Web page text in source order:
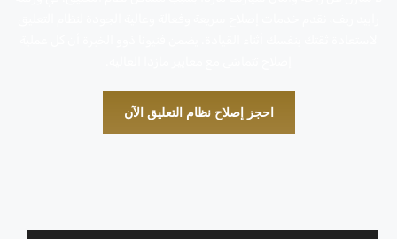
احجز إصلاح نظام التعليق الآن